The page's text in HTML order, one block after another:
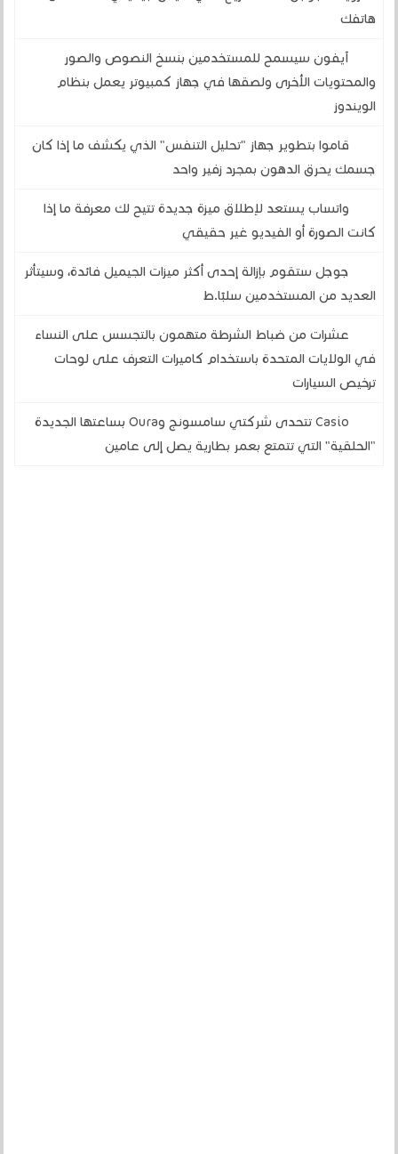
هاتفك
آيفون سيسمح للمستخدمين بنسخ النصوص والصور
والمحتويات الأخرى ولصقها في جهاز كمبيوتر يعمل بنظام
الويندوز
قاموا بتطوير جهاز "تحليل التنفس" الذي يكشف ما إذا كان
جسمك يحرق الدهون بمجرد زفير واحد
واتساب يستعد لإطلاق ميزة جديدة تتيح لك معرفة ما إذا
كانت الصورة أو الفيديو غير حقيقي
جوجل ستقوم بإزالة إحدى أكثر ميزات الجيميل فائدة، وسيتأثر
العديد من المستخدمين سلبًا.ط
عشرات من ضباط الشرطة متهمون بالتجسس على النساء
في الولايات المتحدة باستخدام كاميرات التعرف على لوحات
ترخيص السيارات
Casio تتحدى شركتي سامسونج وOura بساعتها الجديدة
"الحلقية" التي تتمتع بعمر بطارية يصل إلى عامين